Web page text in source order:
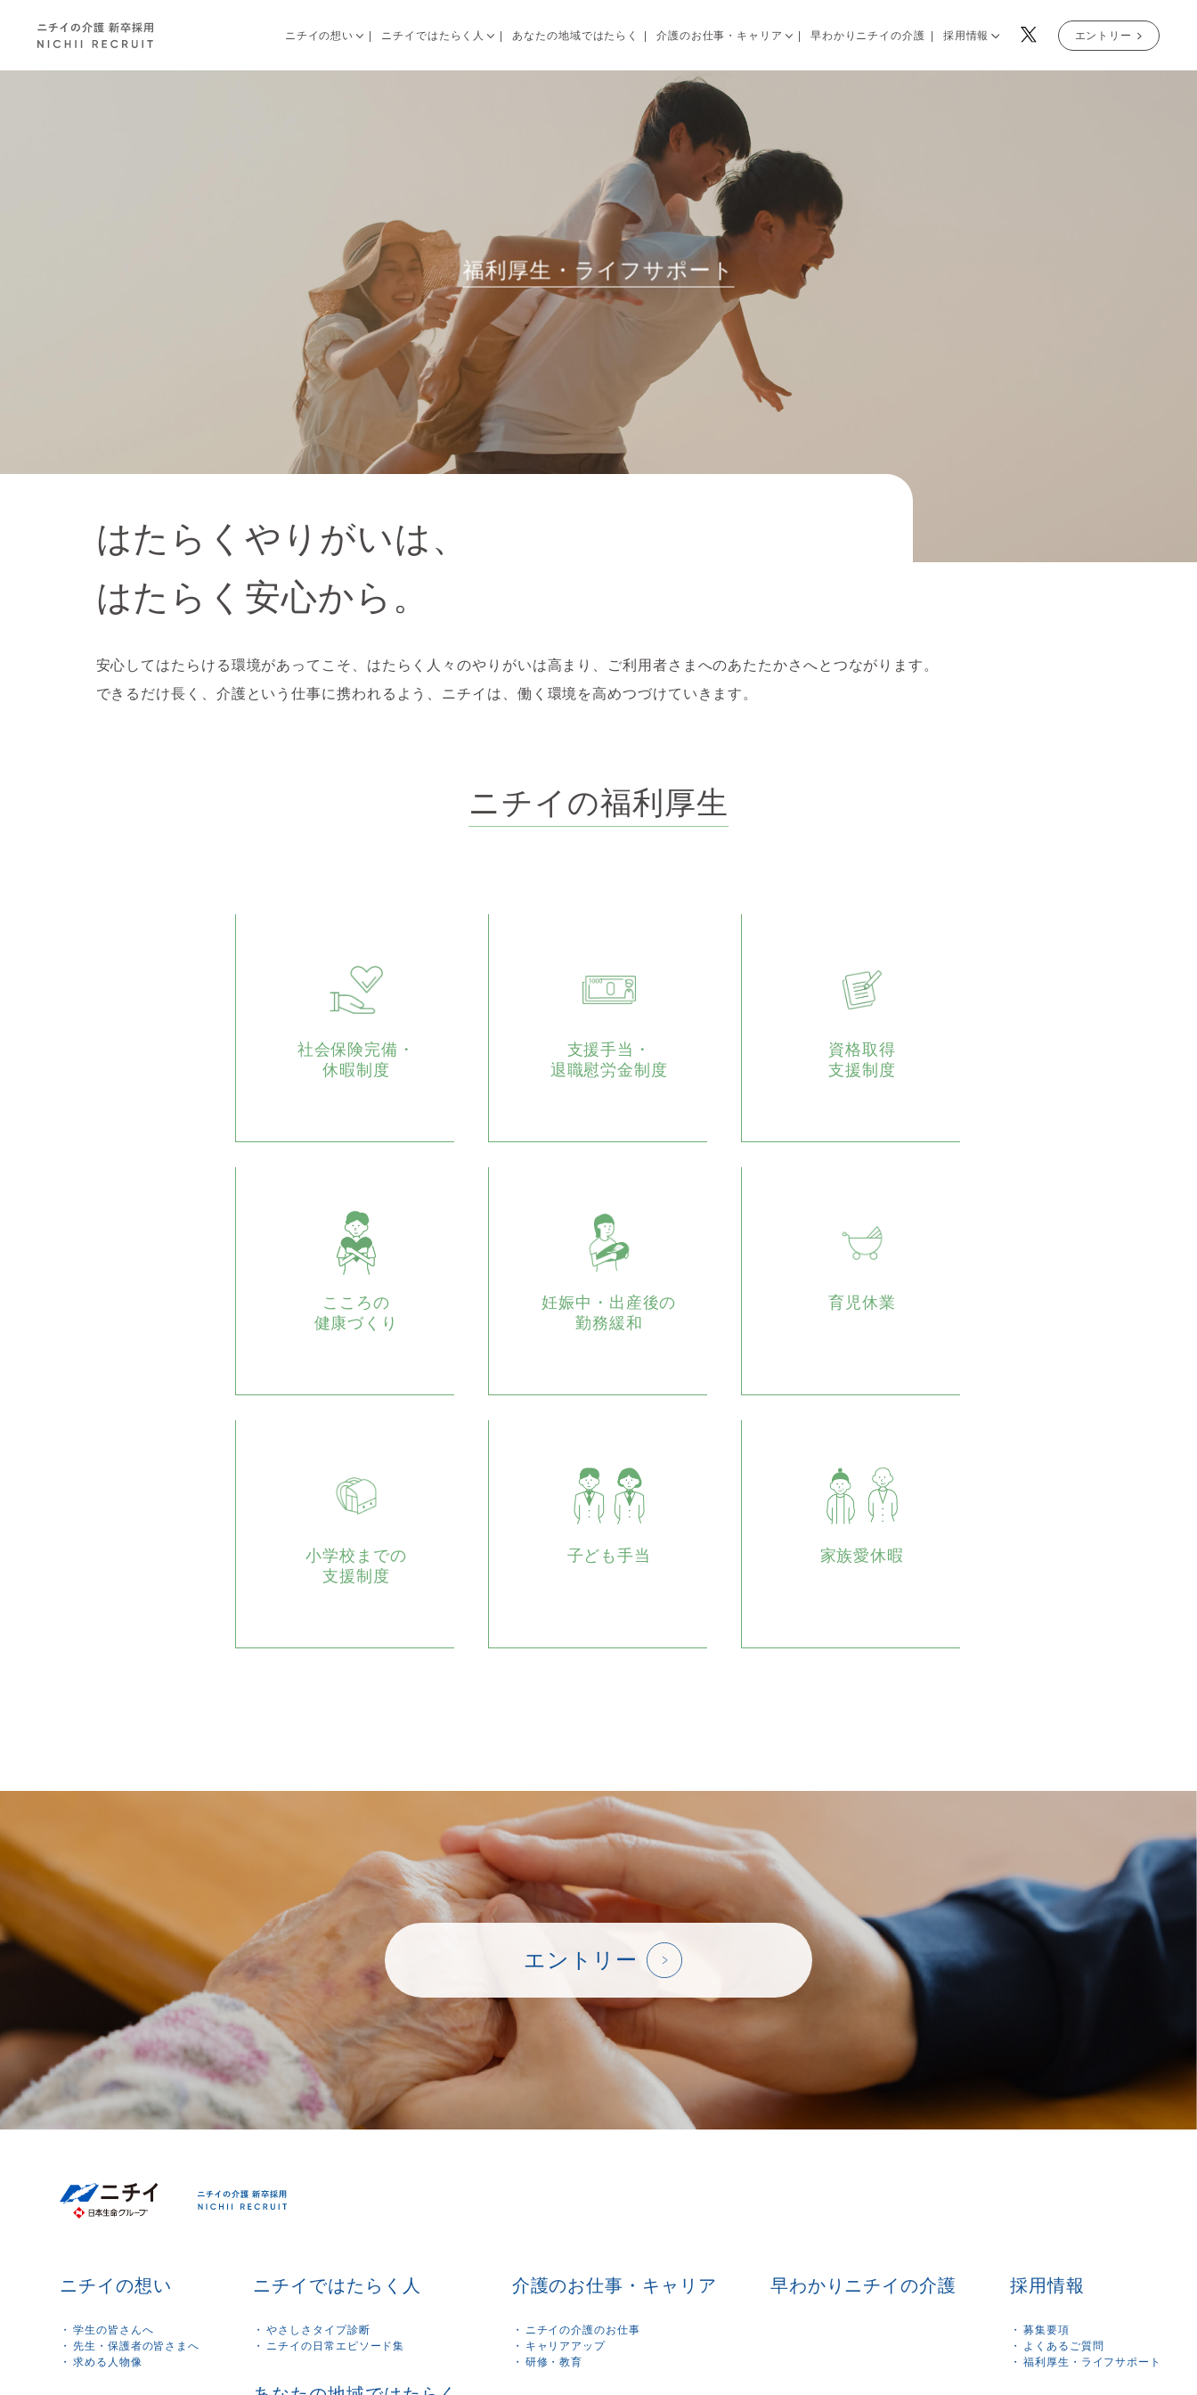
ニチイの想い ニチイではたらく人 あなたの地域ではたらく 介護のお仕事・キャリア 早わかりニチイの介護 採用情報 エントリー
福利厚生・ライフサポート
はたらくやりがいは、
はたらく安心から。
安心してはたらける環境があってこそ、はたらく人々のやりがいは高まり、ご利用者さまへのあたたかさへとつながります。
できるだけ長く、介護という仕事に携われるよう、ニチイは、働く環境を高めつづけていきます。
ニチイの福利厚生
社会保険完備・
休暇制度
支援手当・
退職慰労金制度
資格取得
支援制度
こころの
健康づくり
妊娠中・出産後の
勤務緩和
育児休業
小学校までの
支援制度
子ども手当 家族愛休暇
エントリー
ニチイの想い
学生の皆さんへ
先生・保護者の皆さまへ
求める人物像
ニチイではたらく人
やさしさタイプ診断
ニチイの日常エピソード集
介護のお仕事・キャリア
ニチイの介護のお仕事
キャリアアップ
研修・教育
早わかりニチイの介護 採用情報
募集要項
よくあるご質問
福利厚生・ライフサポート